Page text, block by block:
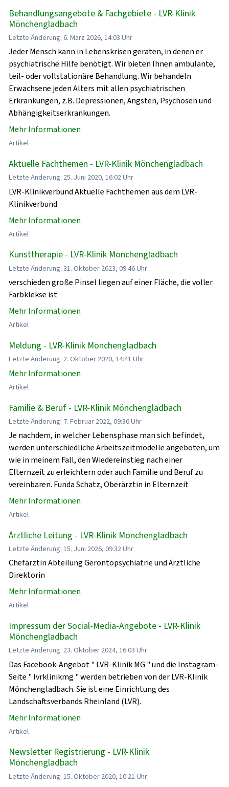
Behandlungsangebote & Fachgebiete - LVR-Klinik
Mönchengladbach
Letzte Änderung: 6. März 2026, 14:03 Uhr
Jeder Mensch kann in Lebenskrisen geraten, in denen er
psychiatrische Hilfe benötigt. Wir bieten Ihnen ambulante,
teil- oder vollstationäre Behandlung. Wir behandeln
Erwachsene jeden Alters mit allen psychiatrischen
Erkrankungen, z.B. Depressionen, Ängsten, Psychosen und
Abhängigkeitserkrankungen.
Mehr Informationen
Artikel
Aktuelle Fachthemen - LVR-Klinik Mönchengladbach
Letzte Änderung: 25. Juni 2020, 16:02 Uhr
LVR-Klinikverbund Aktuelle Fachthemen aus dem LVR-
Klinikverbund
Mehr Informationen
Artikel
Kunsttherapie - LVR-Klinik Mönchengladbach
Letzte Änderung: 31. Oktober 2023, 09:46 Uhr
verschieden große Pinsel liegen auf einer Fläche, die voller
Farbklekse ist
Mehr Informationen
Artikel
Meldung - LVR-Klinik Mönchengladbach
Letzte Änderung: 2. Oktober 2020, 14:41 Uhr
Mehr Informationen
Artikel
Familie & Beruf - LVR-Klinik Mönchengladbach
Letzte Änderung: 7. Februar 2022, 09:36 Uhr
Je nachdem, in welcher Lebensphase man sich befindet,
werden unterschiedliche Arbeitszeitmodelle angeboten, um
wie in meinem Fall, den Wiedereinstieg nach einer
Elternzeit zu erleichtern oder auch Familie und Beruf zu
vereinbaren. Funda Schatz, Oberärztin in Elternzeit
Mehr Informationen
Artikel
Ärztliche Leitung - LVR-Klinik Mönchengladbach
Letzte Änderung: 15. Juni 2026, 09:32 Uhr
Chefärztin Abteilung Gerontopsychiatrie und Ärztliche
Direktorin
Mehr Informationen
Artikel
Impressum der Social-Media-Angebote - LVR-Klinik
Mönchengladbach
Letzte Änderung: 23. Oktober 2024, 16:03 Uhr
Das Facebook-Angebot " LVR-Klinik MG " und die Instagram-
Seite " lvrklinikmg " werden betrieben von der LVR-Klinik
Mönchengladbach. Sie ist eine Einrichtung des
Landschaftsverbands Rheinland (LVR).
Mehr Informationen
Artikel
Newsletter Registrierung - LVR-Klinik
Mönchengladbach
Letzte Änderung: 15. Oktober 2020, 10:21 Uhr